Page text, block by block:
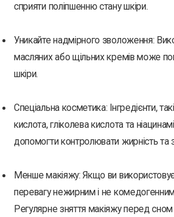
сприяти поліпшенню стану шкіри.
Уникайте надмірного зволоження:
масляних або щільних кремів може
шкіри.
Спеціальна косметика: Інгредієнти,
кислота, гліколева кислота та
допомогти контролювати жирність та
Менше макіяжу: Якщо ви
перевагу нежирним і не
Регулярне зняття макіяжу перед